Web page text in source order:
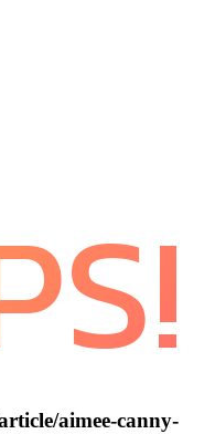
aimee-canny-